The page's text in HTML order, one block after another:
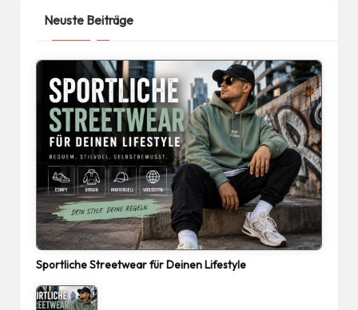
Neuste Beiträge
Sportliche Streetwear für Deinen Lifestyle